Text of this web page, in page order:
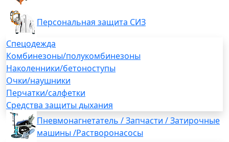
Персональная защита СИЗ
Спецодежда
Комбинезоны/полукомбинезоны
Наколенники/бетоноступы
Очки/наушники
Перчатки/салфетки
Средства защиты дыхания
Пневмонагнетатель / Запчасти / Затирочные
машины /Растворонасосы